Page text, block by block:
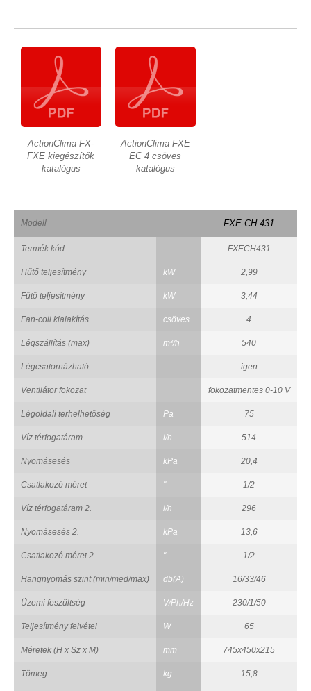
ActionClima FX-
FXE kiegészítők
katalógus
ActionClima FXE
EC 4 csöves
katalógus
Modell FXE-CH 431
Termék kód FXECH431
Hűtő teljesítmény kW 2,99
Fűtő teljesítmény kW 3,44
Fan-coil kialakítás csöves 4
Légszállítás (max) m³/h 540
Légcsatornázható igen
Ventilátor fokozat fokozatmentes 0-10 V
Légoldali terhelhetőség Pa 75
Víz térfogatáram l/h 514
Nyomásesés kPa 20,4
Csatlakozó méret " 1/2
Víz térfogatáram 2. l/h 296
Nyomásesés 2. kPa 13,6
Csatlakozó méret 2. " 1/2
Hangnyomás szint (min/med/max) db(A) 16/33/46
Üzemi feszültség V/Ph/Hz 230/1/50
Teljesítmény felvétel W 65
Méretek (H x Sz x M) mm 745x450x215
Tömeg kg 15,8